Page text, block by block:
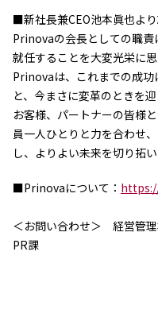
2016年
2015年
2014年
事業案内
機能化学品事業部
スペシャリティケミカル事業部
ポリマーグローバルアカウン
先進機能材料事業部
ライフ＆ヘルスケア製品事業部
ナガセバイオイノベーションセ
ナガセアプリケーションワーク
■新社長兼CEO池本眞也よ
Prinovaの会長としての職責
就任することを大変光栄に思
Prinovaは、これまでの成功
と、今まさに変革のときを迎
お客様、パートナーの皆様
員一人ひとりと力を合わせ
し、よりよい未来を切り拓い
■Prinovaについて：
＜お問い合わせ＞ 経営管
PR課